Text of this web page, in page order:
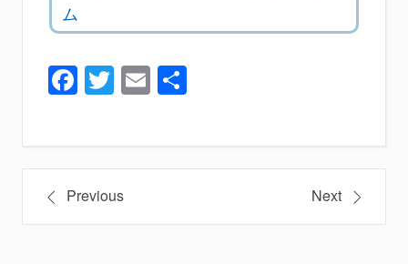
ム
Facebook
Twitter
Email
投
稿
Previous Next